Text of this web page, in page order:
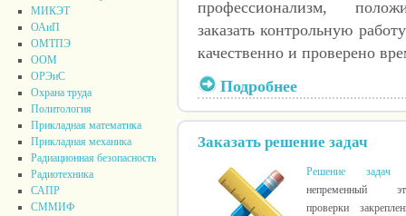
МИКЭТ
ОАиП
ОМТПЭ
ООМ
ОРЭиС
Охрана труда
Политология
Прикладная математика
Прикладная механика
Радиационная безопасность
Радиотехника
САПР
СММИФ
профессионализм,
заказать контрольную
качественно и проверено
Подробнее
Заказать решение задач
Решение задач
непременный
проверки